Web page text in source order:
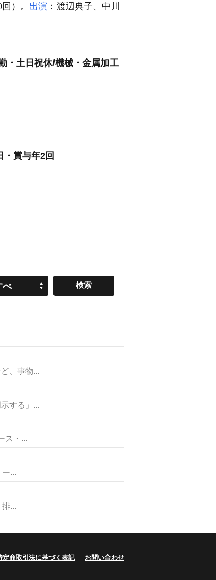
）。 出演 ：渡辺典子、中川
・土日祝休/機械・金属加工
・賞与年2回
べ
、事物...
する」...
・...
...
...
定商取引法に基づく表記 お問い合わせ